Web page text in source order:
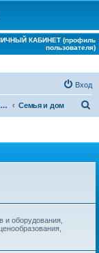
КАБИНЕТ (профиль
пользователя)
Вход
Мир за окном Renault Семья и дом
и оборудования,